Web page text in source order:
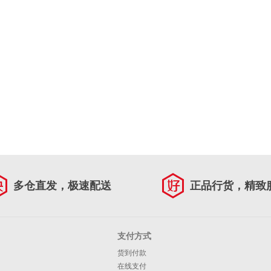
多仓直发，极速配送 正品行货，精致
支付方式
货到付款
在线支付